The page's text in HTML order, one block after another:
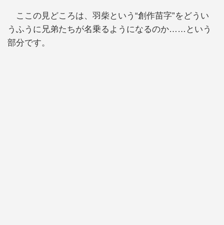
ここの見どころは、羽柴という“創作苗字”をどうい
うふうに兄弟たちが名乗るようになるのか……という
部分です。